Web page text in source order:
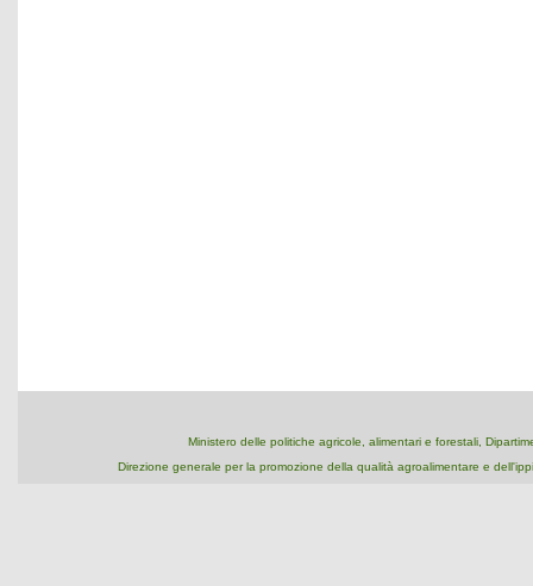
Ministero delle politiche agricole, alimentari e forestali,
Direzione generale per la promozione della qualità agroalimentare e